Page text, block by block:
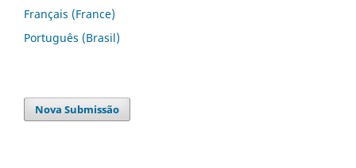
Français (France)
Português (Brasil)
Nova Submissão